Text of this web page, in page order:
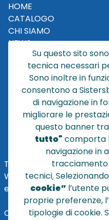
HOME
CATALOGO
CHI SIAMO
NEWS
CONTATTACI
CONDIZIONI DI VENDITA
POLICY PRIVACY
NOTE LEGALI
Cookie
TEL
+39 051 320210
WHATSAPP: +39345
eMai
Orari Uffici:
Su questo sito
tecnica necessari
Sono inoltre in
consentono a
di navigazione in
migliorare le
questo banner
tutto" comporta
navigazione in
tracciamento
tecnici.
cookie”l’utente
proprie preferenze,
tipologie di cookie.